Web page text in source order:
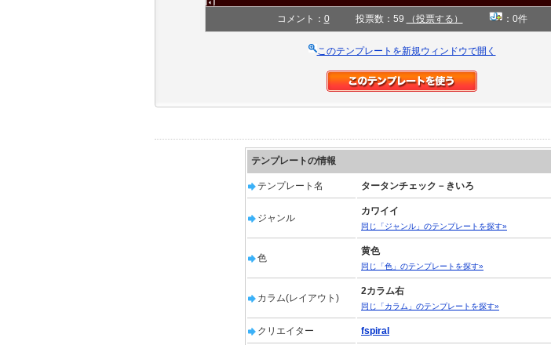
コメント： 0 投票数：59 （投票する） ：0件
このテンプレートを新規ウィンドウで開く
テンプレートの情報
テンプレート名 タータンチェック－きいろ
ジャンル
カワイイ
同じ「ジャンル」のテンプレートを探す»
色
黄色
同じ「色」のテンプレートを探す»
カラム(レイアウト)
2カラム右
同じ「カラム」のテンプレートを探す»
クリエイター fspiral